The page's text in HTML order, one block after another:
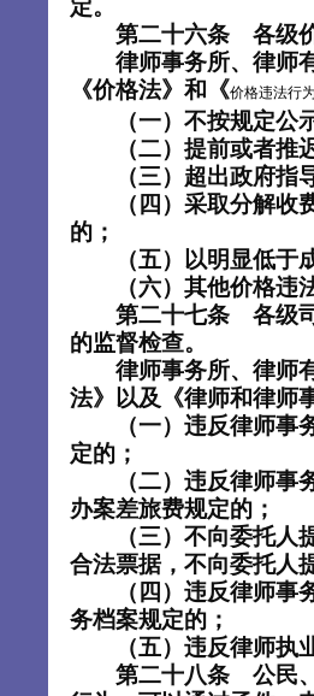
定。
第二十六条 各级
律师事务所、律师有
《价格法》和《价格违法行
（一）不按规定公示
（二）提前或者推迟
（三）超出政府指导
（四）采取分解收费
的；
（五）以明显低于成
（六）其他价格违法
第二十七条 各级
的监督检查。
律师事务所、律师有
法》以及《律师和律师
（一）违反律师事务
定的；
（二）违反律师事务
办案差旅费规定的；
（三）不向委托人提
合法票据，不向委托人
（四）违反律师事务
务档案规定的；
（五）违反律师执业
第二十八条 公民